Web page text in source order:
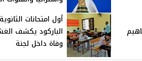
أول امتحانات
الباركود يكشف
وفاة داخل لجنة